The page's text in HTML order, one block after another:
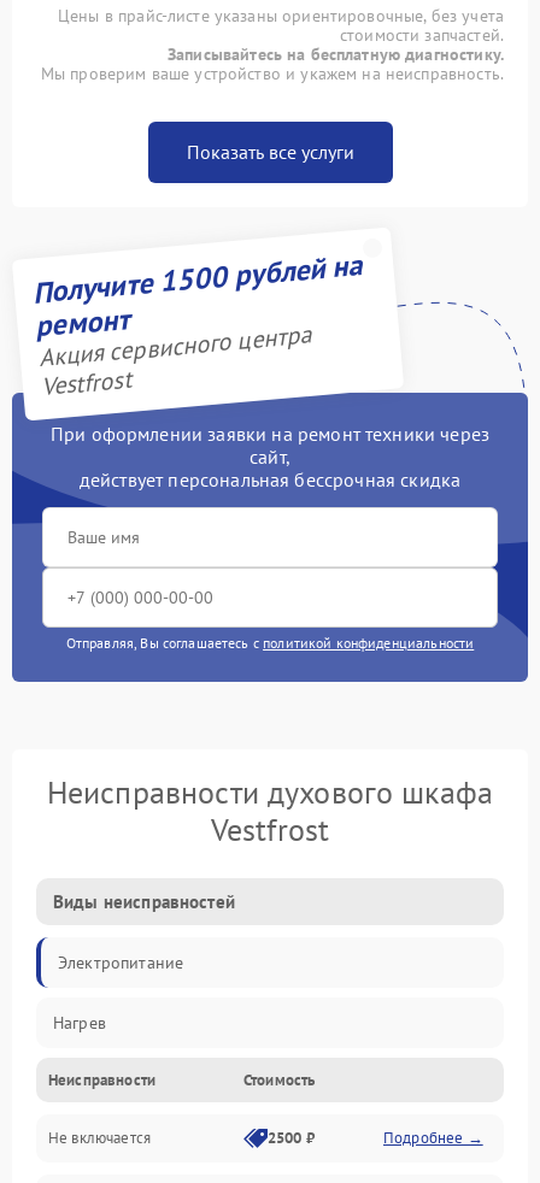
Цены в прайс-листе указаны ориентировочные, без учета
стоимости запчастей.
Записывайтесь на бесплатную диагностику.
Мы проверим ваше устройство и укажем на неисправность.
Показать все услуги
Получите 1500 рублей на
ремонт
Акция сервисного центра
Vestfrost
При оформлении заявки на ремонт техники через
сайт,
действует персональная бессрочная скидка
Отправляя, Вы соглашаетесь с политикой конфиденциальности
Неисправности духового шкафа
Vestfrost
Виды неисправностей
Электропитание
Нагрев
Неисправности Стоимость
Не включается 2500 ₽ Подробнее →